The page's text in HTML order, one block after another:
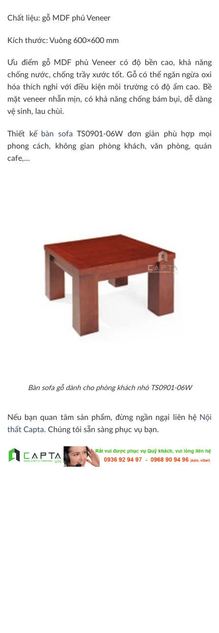
Chất liệu: gỗ MDF phủ Veneer
Kích thước: Vuông 600×600 mm
Ưu điểm gỗ MDF phủ Veneer có độ bền cao, khả năng
chống nước, chống trầy xước tốt. Gỗ có thể ngăn ngừa oxi
hóa thích nghi với điều kiện môi trường có độ ẩm cao. Bề
mặt veneer nhẵn mịn, có khả năng chống bám bụi, dễ dàng
vệ sinh, lau chùi.
Thiết kế bàn sofa TS0901-06W đơn giản phù hợp mọi
phong cách, không gian phòng khách, văn phòng, quán
cafe,…
Bàn sofa gỗ dành cho phòng khách nhỏ TS0901-06W
Nếu bạn quan tâm sản phẩm, đừng ngần ngại liên hệ Nội
thất Capta. Chúng tôi sẵn sàng phục vụ bạn.